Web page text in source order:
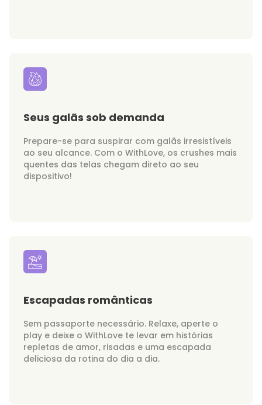
Seus galãs sob demanda
Prepare-se para suspirar com galãs irresistíveis
ao seu alcance. Com o WithLove, os crushes mais
quentes das telas chegam direto ao seu
dispositivo!
Escapadas românticas
Sem passaporte necessário. Relaxe, aperte o
play e deixe o WithLove te levar em histórias
repletas de amor, risadas e uma escapada
deliciosa da rotina do dia a dia.